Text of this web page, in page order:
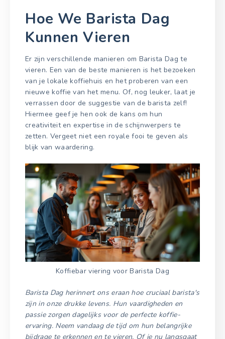
Hoe We Barista Dag
Kunnen Vieren
Er zijn verschillende manieren om Barista Dag te
vieren. Een van de beste manieren is het bezoeken
van je lokale koffiehuis en het proberen van een
nieuwe koffie van het menu. Of, nog leuker, laat je
verrassen door de suggestie van de barista zelf!
Hiermee geef je hen ook de kans om hun
creativiteit en expertise in de schijnwerpers te
zetten. Vergeet niet een royale fooi te geven als
blijk van waardering.
Koffiebar viering voor Barista Dag
Barista Dag herinnert ons eraan hoe cruciaal barista's
zijn in onze drukke levens. Hun vaardigheden en
passie zorgen dagelijks voor de perfecte koffie-
ervaring. Neem vandaag de tijd om hun belangrijke
bijdrage te erkennen en te vieren. Of je nu langsgaat